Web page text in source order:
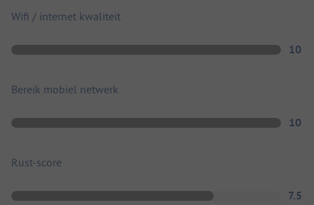
Wifi / internet kwaliteit
10
Bereik mobiel netwerk
10
Rust-score
7.5